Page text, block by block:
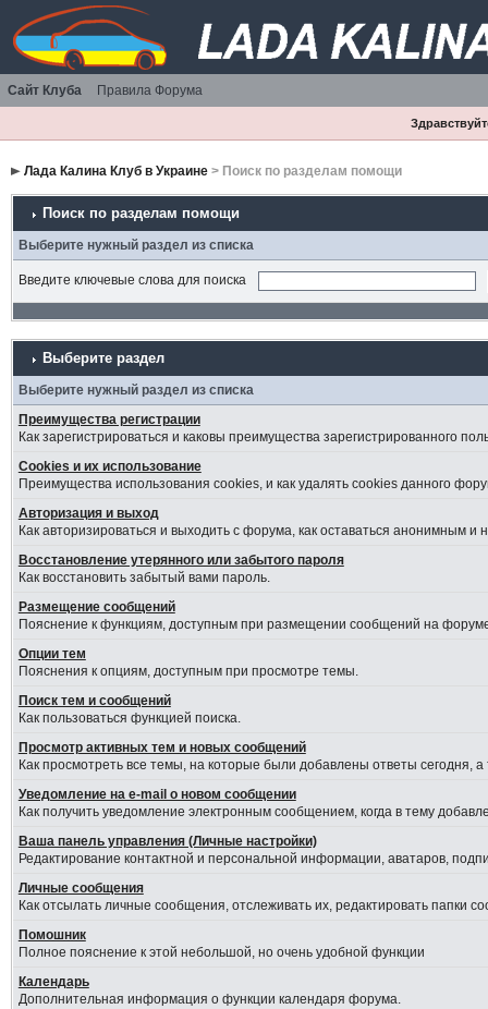
Сайт Клуба Правила Форума
Лада Калина Клуб в Украине> Поиск по разделам помощи
Поиск по разделам помощи
Выберите нужный раздел из списка
Введите ключевые слова для поиска
Выберите раздел
Выберите нужный раздел из списка
Преимущества регистрации
Как зарегистрироваться и каковы преимущества зарегистрированного
Cookies и их использование
Преимущества использования cookies, и как удалять cookies данного
Авторизация и выход
Как авторизироваться и выходить с форума, как оставаться анонимным
Восстановление утерянного или забытого пароля
Как восстановить забытый вами пароль.
Размещение сообщений
Пояснение к функциям, доступным при размещении сообщений на
Опции тем
Пояснения к опциям, доступным при просмотре темы.
Поиск тем и сообщений
Как пользоваться функцией поиска.
Просмотр активных тем и новых сообщений
Как просмотреть все темы, на которые были добавлены ответы сегодня,
Уведомление на е-mail о новом сообщении
Как получить уведомление электронным сообщением, когда в тему
Ваша панель управления (Личные настройки)
Редактирование контактной и персональной информации, аватаров,
Личные сообщения
Как отсылать личные сообщения, отслеживать их, редактировать папки
Помошник
Полное пояснение к этой небольшой, но очень удобной функции
Календарь
Дополнительная информация о функции календаря форума.